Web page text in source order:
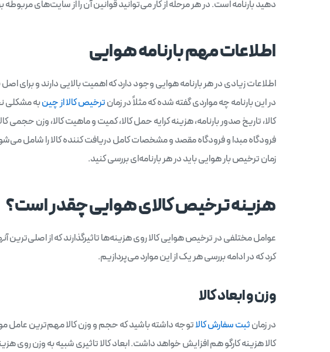
دهید بارنامه است. در هر مرحله از کار می‌توانید قوانین آن را از سایت‌های مربوطه
اطلاعات مهم بارنامه هوایی
اطلاعات زیادی در هر بارنامه هوایی وجود دارد که اهمیت بالایی دارند و برای
در این بارنامه چه مواردی گفته شده که مثلاً در زمانترخیص کالا از چینبه مشکلی
کالا، تاریخ صدور بارنامه، هزینه کرایه حمل کالا، کمیت و ماهیت کالا، وزن حجمی
فرودگاه مبدا و فرودگاه مقصد و مشخصات کامل دریافت کننده کالا را شامل
زمان ترخیص بار هوایی باید در هر بارنامه‌ای بررسی کنید.
هزینه ترخیص کالای هوایی چقدر است؟
عوامل مختلفی در ترخیص هوایی کالا روی هزینه‌ها تاثیرگذارند که از اصلی‌ترین آنها
کرد که در ادامه بررسی هر یک از این موارد می‌پردازیم.
وزن و ابعاد کالا
در زمانثبت سفارش کالاتوجه داشته باشید که حجم و وزن کالا مهم‌ترین عامل
کالا هزینه کارگو هم افزایش خواهد داشت. ابعاد کالا تاثیری شبیه به وزن روی